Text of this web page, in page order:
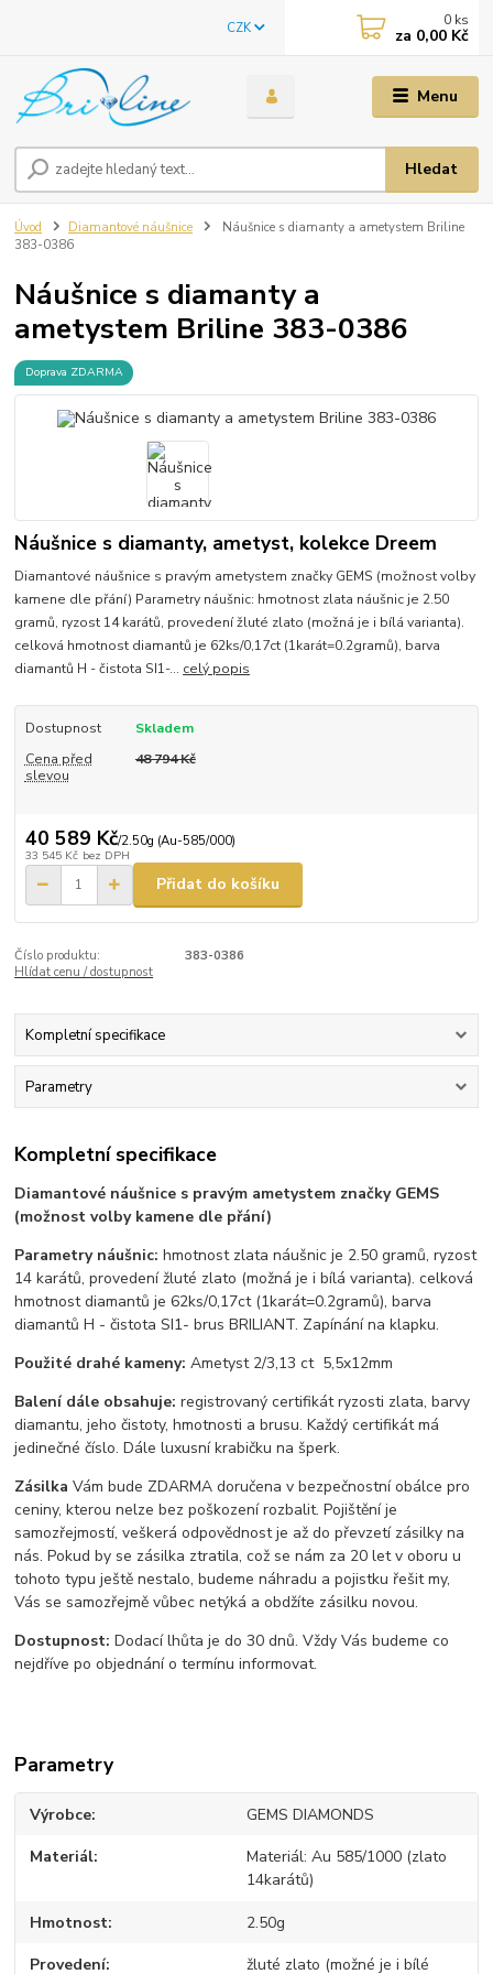
Menu
CZK
Hledat
0 ks
za 0,00 Kč
Úvod Diamantové náušnice
Náušnice s diamanty a ametystem Briline
383-0386
Náušnice s diamanty a
ametystem Briline 383-0386
Doprava ZDARMA
Náušnice s diamanty, ametyst, kolekce Dreem
Diamantové náušnice s pravým ametystem značky GEMS (možnost volby
kamene dle přání) Parametry náušnic: hmotnost zlata náušnic je 2.50
gramů, ryzost 14 karátů, provedení žluté zlato (možná je i bílá varianta).
celková hmotnost diamantů je 62ks/0,17ct (1karát=0.2gramů), barva
diamantů H - čistota SI1-... celý popis
Dostupnost
Skladem
Cena před
slevou
48 794 Kč
40 589 Kč/2.50g (Au-585/000)
33 545 Kč bez DPH
Přidat do košíku
Číslo produktu:
383-0386
Hlídat cenu / dostupnost
Kompletní specifikace
Parametry
Kompletní specifikace
Diamantové náušnice s pravým ametystem značky GEMS
(možnost volby kamene dle přání)
Parametry náušnic:hmotnost zlata náušnic je 2.50 gramů, ryzost
14 karátů, provedení žluté zlato (možná je i bílá varianta). celková
hmotnost diamantů je 62ks/0,17ct (1karát=0.2gramů), barva
diamantů H - čistota SI1- brus BRILIANT. Zapínání na klapku.
Použité drahé kameny:Ametyst 2/3,13 ct 5,5x12mm
Balení dále obsahuje:registrovaný certifikát ryzosti zlata, barvy
diamantu, jeho čistoty, hmotnosti a brusu. Každý certifikát má
jedinečné číslo. Dále luxusní krabičku na šperk.
Zásilka Vám bude ZDARMA doručena v bezpečnostní obálce pro
ceniny, kterou nelze bez poškození rozbalit. Pojištění je
samozřejmostí, veškerá odpovědnost je až do převzetí zásilky na
nás. Pokud by se zásilka ztratila, což se nám za 20 let v oboru u
tohoto typu ještě nestalo, budeme náhradu a pojistku řešit my,
Vás se samozřejmě vůbec netýká a obdžíte zásilku novou.
Dostupnost:Dodací lhůta je do 30 dnů. Vždy Vás budeme co
nejdříve po objednání o termínu informovat.
Parametry
Výrobce GEMS DIAMONDS
Materiál
Materiál: Au 585/1000 (zlato
14karátů)
Hmotnost 2.50g
Provedení žluté zlato (možné je i bílé